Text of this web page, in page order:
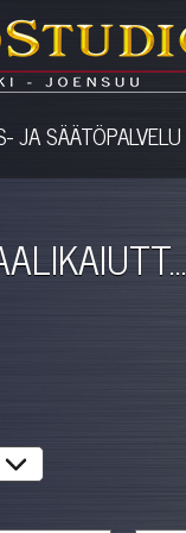
JA SÄÄTÖPALVELU